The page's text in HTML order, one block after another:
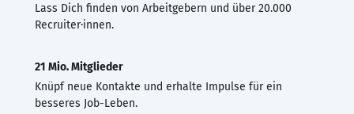
Lass Dich finden von Arbeitgebern und über 20.000
Recruiter·innen.
21 Mio. Mitglieder
Knüpf neue Kontakte und erhalte Impulse für ein
besseres Job-Leben.